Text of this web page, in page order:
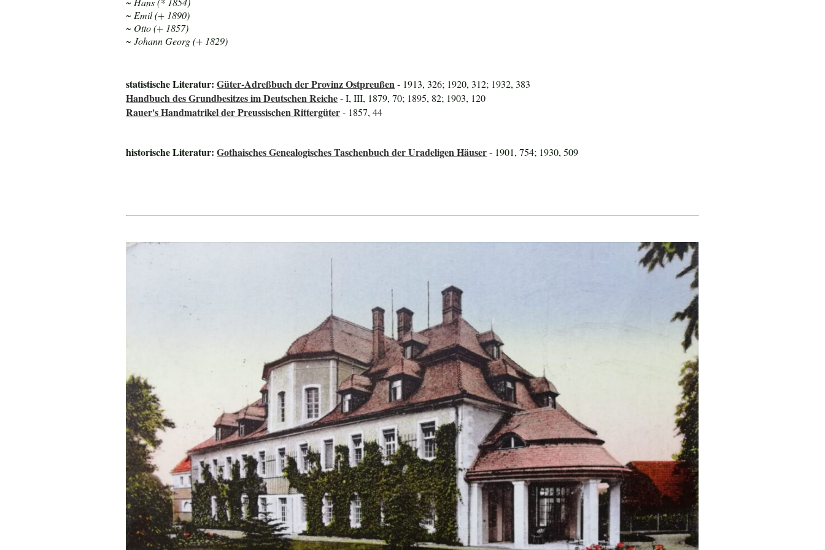
~ Emil (+ 1890)
~ Otto (+ 1857)
~ Johann Georg (+ 1829)
statistische Literatur:Güter-Adreßbuch der Provinz Ostpreußen- 1913, 326; 1920, 312; 1932, 383
Handbuch des Grundbesitzes im Deutschen Reiche- I, III, 1879, 70; 1895, 82; 1903, 120
Rauer's Handmatrikel der Preussischen Rittergüter- 1857, 44
historische Literatur:Gothaisches Genealogisches Taschenbuch der Uradeligen Häuser- 1901, 754; 1930, 509